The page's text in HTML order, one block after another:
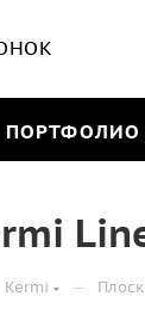
ПОРТФОЛИО
Kermi —